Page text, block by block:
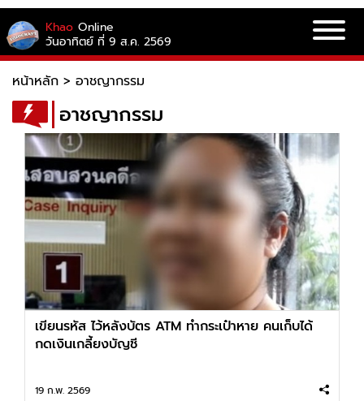
Khao Online
วันอาทิตย์ ที่ 9 ส.ค. 2569
หน้าหลัก > อาชญากรรม
อาชญากรรม
เขียนรหัส ไว้หลังบัตร ATM ทำกระเป๋าหาย คนเก็บได้
กดเงินเกลี้ยงบัญชี
19 ก.พ. 2569